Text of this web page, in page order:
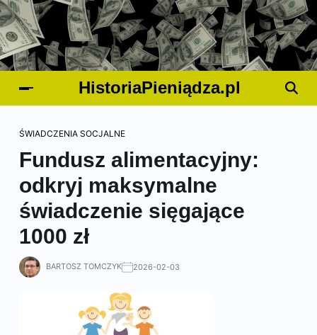
HistoriaPieniądza.pl
ŚWIADCZENIA SOCJALNE
Fundusz alimentacyjny:
odkryj maksymalne
świadczenie sięgające
1000 zł
BARTOSZ TOMCZYK 2026-02-03